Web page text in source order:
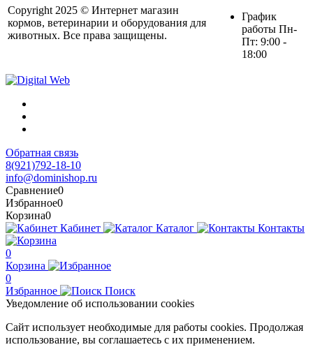
Copyright 2025 © Интернет магазин
кормов, ветеринарии и оборудования для
животных. Все права защищены.
График
работы Пн-
Пт: 9:00 -
18:00
Обратная связь
8(921)792-18-10
info@dominishop.ru
Сравнение0
Избранное0
Корзина0
Кабинет
Каталог Контакты
0
Корзина
0
Избранное
Поиск
Уведомление об использовании cookies
Сайт использует необходимые для работы cookies. Продолжая
использование, вы соглашаетесь с их применением.